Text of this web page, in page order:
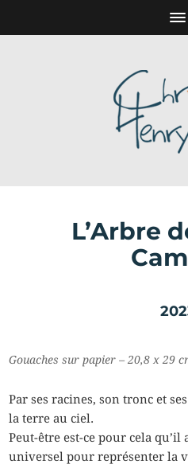
L’Arbre
Gouaches sur papier – 20,8 x 29
Par ses racines, son tronc et
la terre au ciel.
Peut-être est-ce pour cela
universel pour représenter la